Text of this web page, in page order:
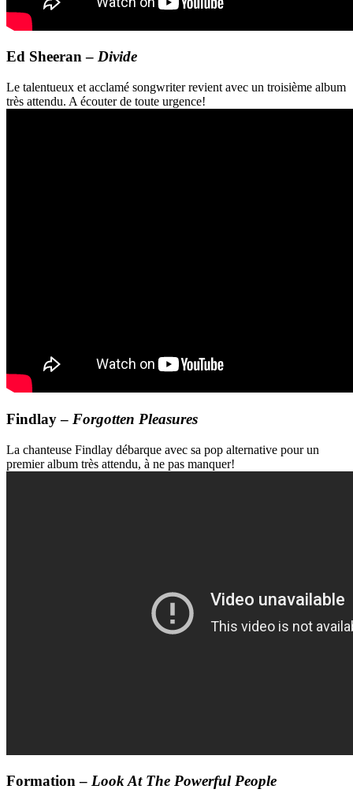
Ed Sheeran – Divide
Le talentueux et acclamé songwriter revient avec un troisième album
très attendu. A écouter de toute urgence!
Findlay – Forgotten Pleasures
La chanteuse Findlay débarque avec sa pop alternative pour un
premier album très attendu, à ne pas manquer!
Formation – Look At The Powerful People